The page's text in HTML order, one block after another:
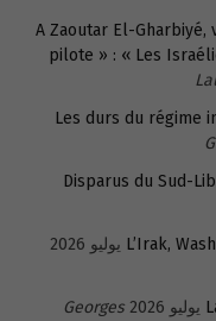
A Zaoutar El-Gharbiyé,
pilote » : « Les
Les durs du régime
Disparus du Sud-
L’Irak,
Georges